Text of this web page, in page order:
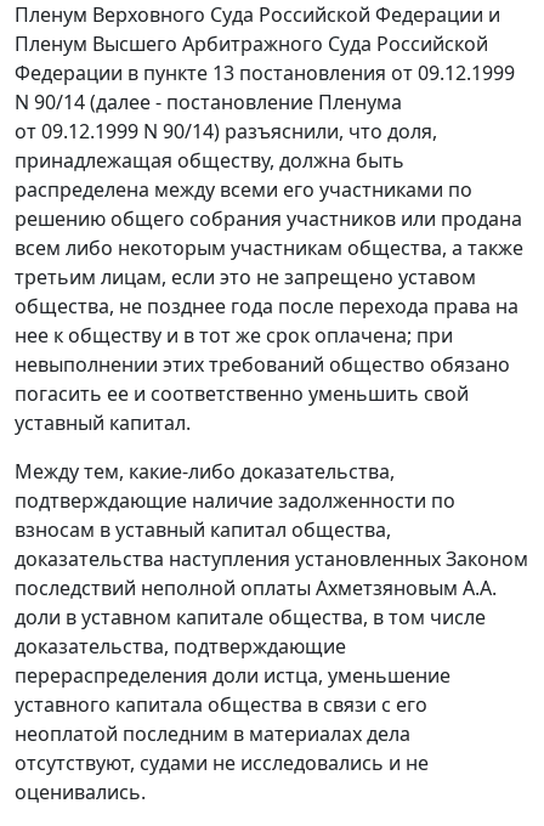
Пленум Верховного Суда Российской Федерации и
Пленум Высшего Арбитражного Суда Российской
Федерации в пункте 13 постановления от 09.12.1999
N 90/14 (далее - постановление Пленума
от 09.12.1999 N 90/14) разъяснили, что доля,
принадлежащая обществу, должна быть
распределена между всеми его участниками по
решению общего собрания участников или продана
всем либо некоторым участникам общества, а также
третьим лицам, если это не запрещено уставом
общества, не позднее года после перехода права на
нее к обществу и в тот же срок оплачена; при
невыполнении этих требований общество обязано
погасить ее и соответственно уменьшить свой
уставный капитал.
Между тем, какие-либо доказательства,
подтверждающие наличие задолженности по
взносам в уставный капитал общества,
доказательства наступления установленныхЗаконом
последствий неполной оплаты Ахметзяновым А.А.
доли в уставном капитале общества, в том числе
доказательства, подтверждающие
перераспределения доли истца, уменьшение
уставного капитала общества в связи с его
неоплатой последним в материалах дела
отсутствуют, судами не исследовались и не
оценивались.